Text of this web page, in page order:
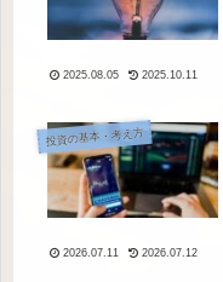
2025.08.05 2025.10.11
投資の基本・考え方
2026.07.11 2026.07.12